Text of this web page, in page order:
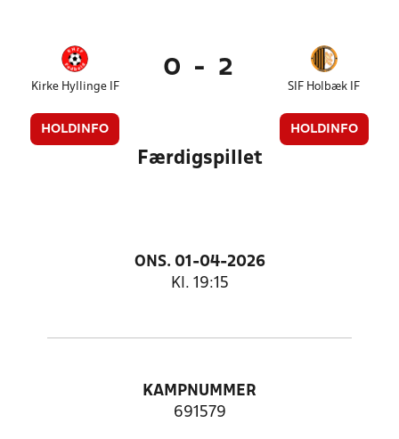
Kirke Hyllinge IF
HOLDINFO
0 - 2
SIF Holbæk IF
HOLDINFO
Færdigspillet
ONS. 01-04-2026
Kl. 19:15
KAMPNUMMER
691579